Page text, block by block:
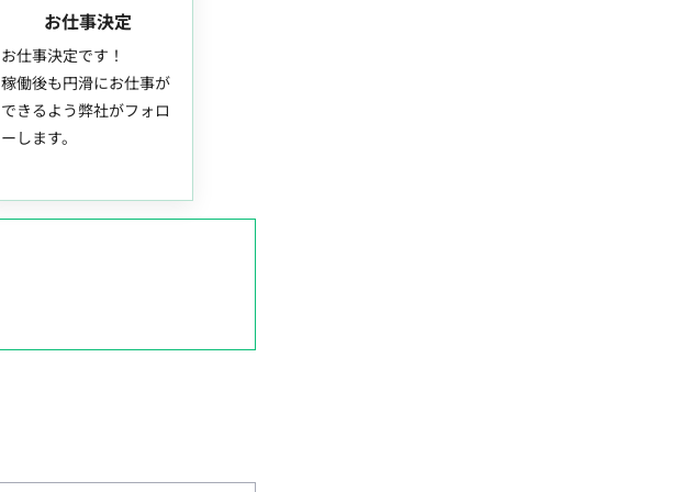
お仕事決定
お仕事決定です！
稼働後も円滑にお仕事が
できるよう弊社がフォロ
ーします。